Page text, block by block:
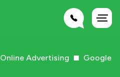
Online Advertising
Google